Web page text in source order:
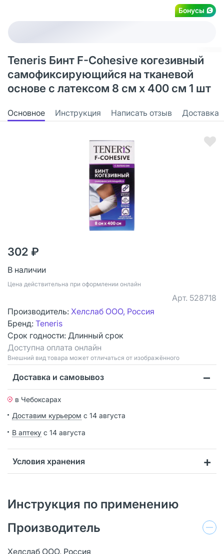
Бонусы
Teneris Бинт F-Cohesive когезивный
самофиксирующийся на тканевой
основе с латексом 8 см х 400 см 1 шт
Основное Инструкция Написать отзыв Доставка
302 ₽
В наличии
Цена действительна при оформлении онлайн
Арт. 528718
Производитель: Хелслаб ООО, Россия
Бренд: Teneris
Срок годности: Длинный срок
Доступна оплата онлайн
Bнешний вид товара может отличаться от изображённого
Доставка и самовывоз
в Чебоксарах
Доставим курьером с 14 августа
В аптеку с 14 августа
Условия хранения
Инструкция по применению
Производитель
Хелслаб ООО, Россия